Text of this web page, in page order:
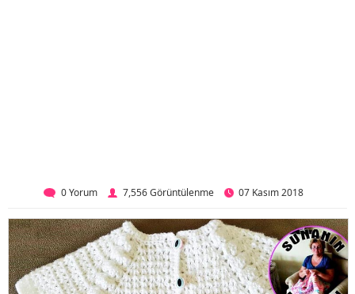
0 Yorum 7,556 Görüntülenme 07 Kasım 2018